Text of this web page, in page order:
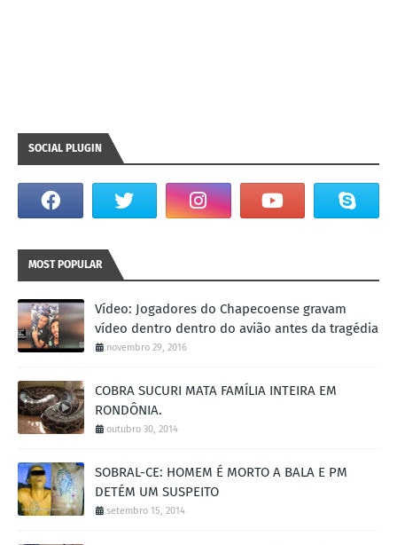
SOCIAL PLUGIN
MOST POPULAR
Vídeo: Jogadores do Chapecoense gravam
vídeo dentro dentro do avião antes da tragédia
novembro 29, 2016
COBRA SUCURI MATA FAMÍLIA INTEIRA EM
RONDÔNIA.
outubro 30, 2014
SOBRAL-CE: HOMEM É MORTO A BALA E PM
DETÉM UM SUSPEITO
setembro 15, 2014